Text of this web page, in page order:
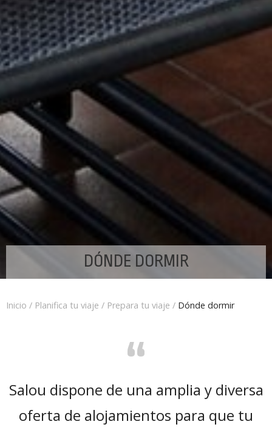
DÓNDE DORMIR
Inicio / Planifica tu viaje / Prepara tu viaje / Dónde dormir
“
Salou dispone de una amplia y diversa
oferta de alojamientos para que tu